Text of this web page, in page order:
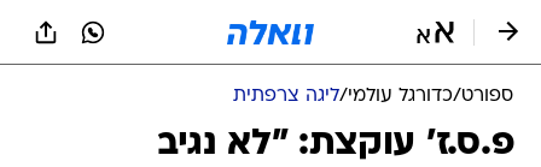
ספורט/כדורגל עולמי/ליגה צרפתית
פ.ס.ז' עוקצת: "לא נגיב